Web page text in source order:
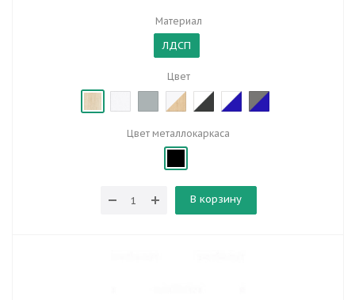
Материал
ЛДСП
Цвет
Цвет металлокаркаса
В корзину